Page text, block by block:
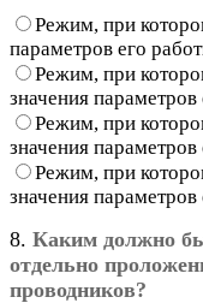
Режим, при
параметров его
Режим, при
значения
Режим, при
значения
Режим, при
значения
8. Каким должно
отдельно
проводников?